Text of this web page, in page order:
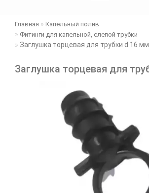
Главная
Капельный полив
Фитинги для капельной, слепой трубки
Заглушка торцевая для трубки d 16 мм
Заглушка торцевая для